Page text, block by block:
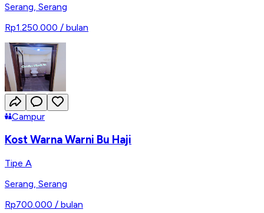
Serang Serang
Rp1.250.000 / bulan
Campur
Kost Warna Warni Bu Haji
Tipe A
Serang, Serang
Rp700.000 / bulan